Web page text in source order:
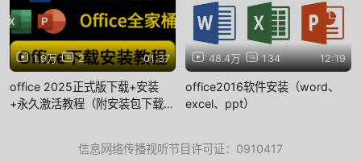
首发
1.9万 2 01:37
office 2025正式版下载+安装
+永久激活教程（附安装包下载链
48.4万 134 12:19
office2016软件安装（word、
excel、ppt）
信息网络传播视听节目许可证：0910417